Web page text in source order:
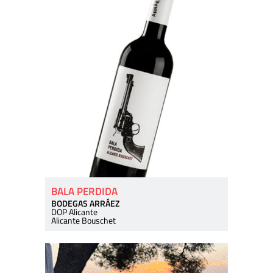
BALA PERDIDA
BODEGAS ARRÁEZ
DOP Alicante
Alicante Bouschet